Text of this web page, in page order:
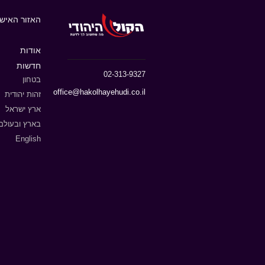
02-313-9327
office@hakolhayehudi.co.il
האזור
אודות
חדשות
בטחון
זהות יהודית
ארץ ישראל
בארץ
English